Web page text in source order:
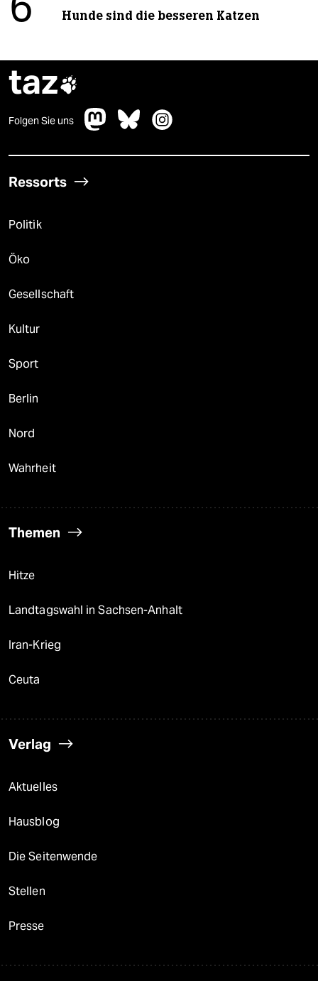
6 Hunde sind die besseren Katzen
taz
Folgen Sie uns
Ressorts
Politik
Öko
Gesellschaft
Kultur
Sport
Berlin
Nord
Wahrheit
Themen
Hitze
Landtagswahl in Sachsen-Anhalt
Iran-Krieg
Ceuta
Verlag
Aktuelles
Hausblog
Die Seitenwende
Stellen
Presse